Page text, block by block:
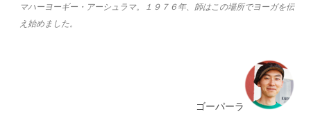
マハーヨーギー・アーシュラマ。１９７６年、師はこの場所でヨーガを伝
え始めました。
ゴーパーラ